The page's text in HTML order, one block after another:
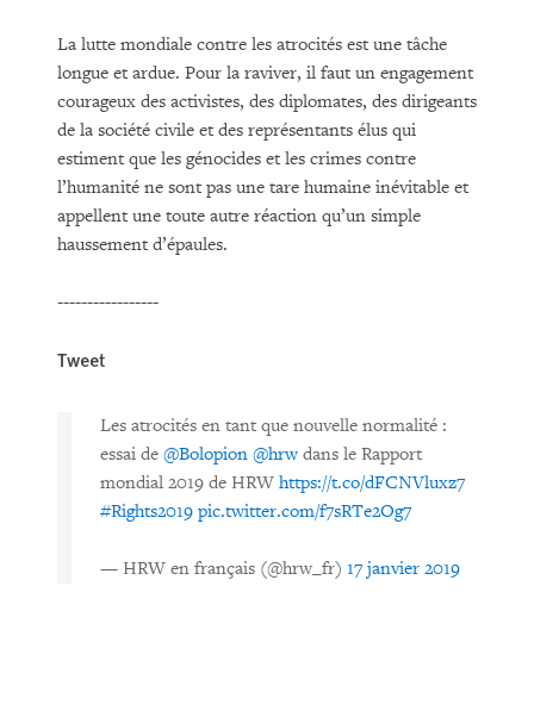
La lutte mondiale contre les atrocités est une tâche
longue et ardue. Pour la raviver, il faut un engagement
courageux des activistes, des diplomates, des dirigeants
de la société civile et des représentants élus qui
estiment que les génocides et les crimes contre
l’humanité ne sont pas une tare humaine inévitable et
appellent une toute autre réaction qu’un simple
haussement d’épaules.
-----------------
Tweet
Les atrocités en tant que nouvelle normalité :
essai de @Bolopion @hrwdans le Rapport
mondial 2019 de HRW https://t.co/dFCNVluxz7
#Rights2019 pic.twitter.com/f7sRTe2Og7
— HRW en français (@hrw_fr) 17 janvier 2019